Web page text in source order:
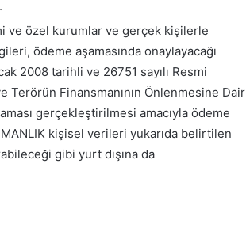
ve özel kurumlar ve gerçek kişilerle
ödeme aşamasında onaylayacağı
2008 tarihli ve 26751 sayılı Resmi
Terörün Finansmanının Önlenmesine Dair
gerçekleştirilmesi amacıyla ödeme
kişisel verileri yukarıda belirtilen
gibi yurt dışına da